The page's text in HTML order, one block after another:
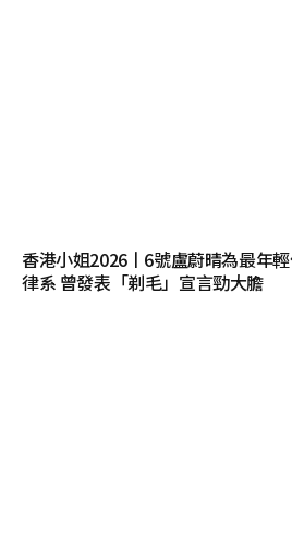
香港小姐2026丨6號盧蔚晴為最年
律系 曾發表「剃毛」宣言勁大膽